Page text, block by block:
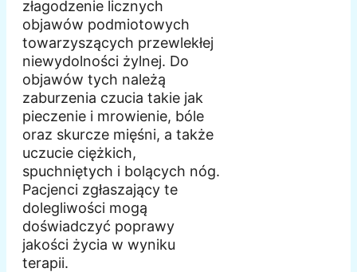
złagodzenie licznych
objawów podmiotowych
towarzyszących przewlekłej
niewydolności żylnej. Do
objawów tych należą
zaburzenia czucia takie jak
pieczenie i mrowienie, bóle
oraz skurcze mięśni, a także
uczucie ciężkich,
spuchniętych i bolących nóg.
Pacjenci zgłaszający te
dolegliwości mogą
doświadczyć poprawy
jakości życia w wyniku
terapii.